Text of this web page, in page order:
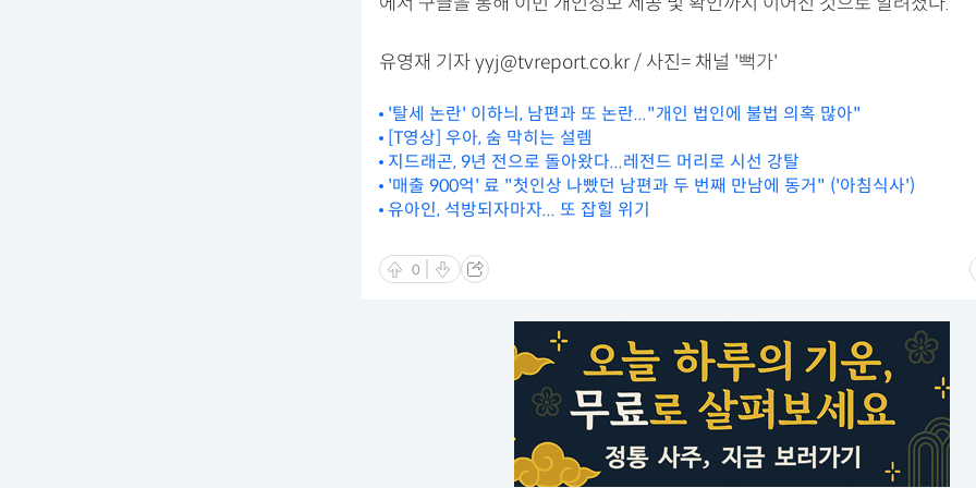
유영재 기자 yyj@tvreport.co.kr / 사진= 채널 '뻑가'
'탈세 논란' 이하늬, 남편과 또 논란..."개인 법인에 불법 의혹 많아"
[T영상] 우아, 숨 막히는 설렘
지드래곤, 9년 전으로 돌아왔다...레전드 머리로 시선 강탈
'매출 900억' 료 "첫인상 나빴던 남편과 두 번째 만남에 동거" ('아침식사')
유아인, 석방되자마자... 또 잡힐 위기
0